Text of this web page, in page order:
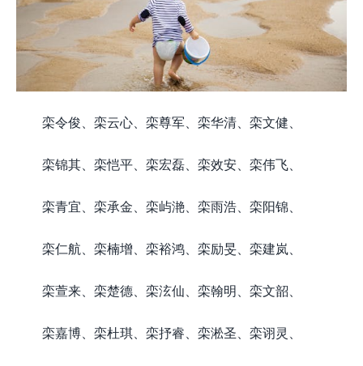
栾令俊、栾云心、栾尊军、栾华清、栾文健、
栾锦其、栾恺平、栾宏磊、栾效安、栾伟飞、
栾青宜、栾承金、栾屿滟、栾雨浩、栾阳锦、
栾仁航、栾楠增、栾裕鸿、栾励旻、栾建岚、
栾萱来、栾楚德、栾泫仙、栾翰明、栾文韶、
栾嘉博、栾杜琪、栾抒睿、栾淞圣、栾诩灵、